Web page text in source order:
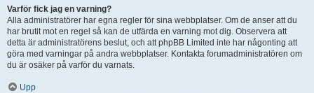
Varför fick jag en varning?
Alla administratörer har egna regler för sina webbplatser. Om de anser att du
har brutit mot en regel så kan de utfärda en varning mot dig. Observera att
detta är administratörens beslut, och att phpBB Limited inte har någonting att
göra med varningar på andra webbplatser. Kontakta forumadministratören om
du är osäker på varför du varnats.
Upp